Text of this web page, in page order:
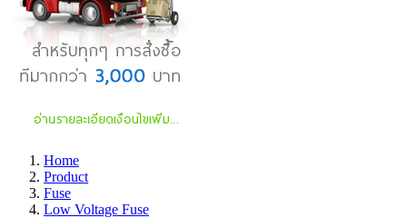
Home
Product
Fuse
Low Voltage Fuse